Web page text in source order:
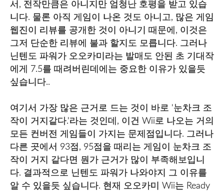
서, 전작만큼은 아니지만 엄청난 호평을 받고 있습
니다. 물론 아직 게임이 나온 것도 아니고, 많은 게임
웹진이 리뷰를 공개한 것이 아니기 때문에, 이것은
그저 단순한 리뷰에 불과 할지도 모릅니다. 그러나
닌텐도 파워가 오오카미라는 발매도 안된 초 기대작
에게 7.5를 때려버린데에는 중요한 이유가 있을듯
싶습니다..
여기서 가장 많은 근거로 드는 것이 바로 '눈차크 조
작이 거지같다.'라는 것인데, 이건 Wii로 나오는 거의
모든 컨버전 게임들이 가지는 문제점입니다. 그러나
다른 곳에서 93점, 95점을 때리는 게임이 눈차크 조
작이 거지 같다면 뭔가 근거가 많이 부족해보입니
다. 결과적으로 닌텐도 파워가 나와야지 그 이유를
알 수 있을듯 싶습니다. 현재 오오카미 Wii는 Ready